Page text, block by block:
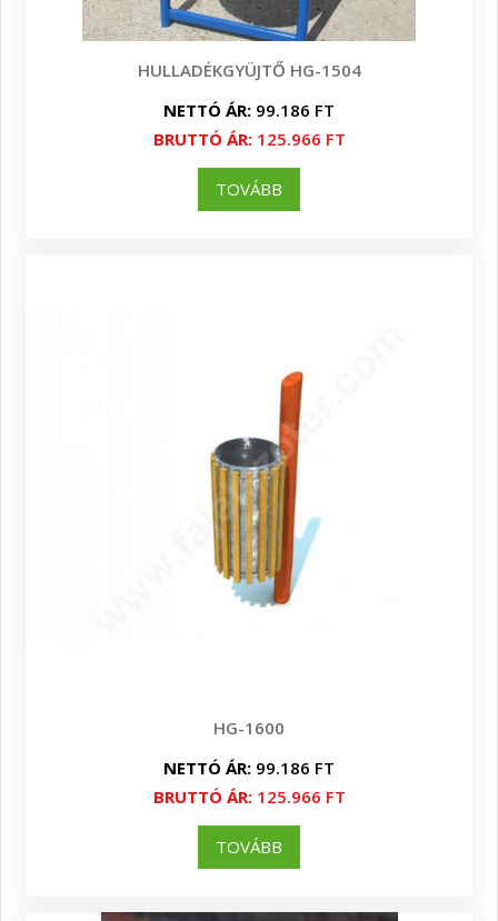
HULLADÉKGYÜJTŐ HG-1504
NETTÓ ÁR: 99.186 FT
BRUTTÓ ÁR:125.966 FT
TOVÁBB
HG-1600
NETTÓ ÁR: 99.186 FT
BRUTTÓ ÁR:125.966 FT
TOVÁBB